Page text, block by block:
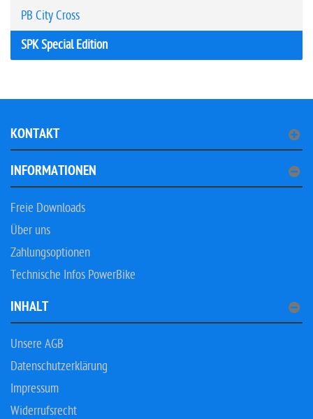
PB City Cross
SPK Special Edition
KONTAKT
INFORMATIONEN
Freie Downloads
Über uns
Zahlungsoptionen
Technische Infos PowerBike
INHALT
Unsere AGB
Datenschutzerklärung
Impressum
Widerrufsrecht